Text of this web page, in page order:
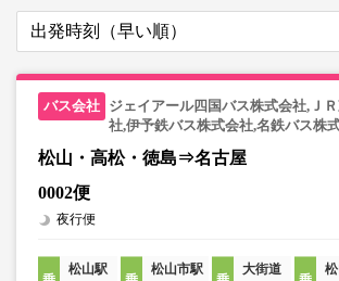
ジェイアール四国バス株式会社,Ｊ
社,伊予鉄バス株式会社,名鉄バス株
松山・高松・徳島⇒名古屋
0002便
夜行便
松山駅
松山市駅
大街道